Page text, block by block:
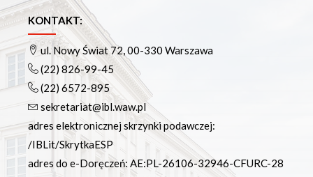
KONTAKT:
ul. Nowy Świat 72, 00-330 Warszawa
(22) 826-99-45
(22) 6572-895
sekretariat@ibl.waw.pl
adres elektronicznej skrzynki podawczej:
/IBLit/SkrytkaESP
adres do e-Doręczeń: AE:PL-26106-32946-CFURC-28